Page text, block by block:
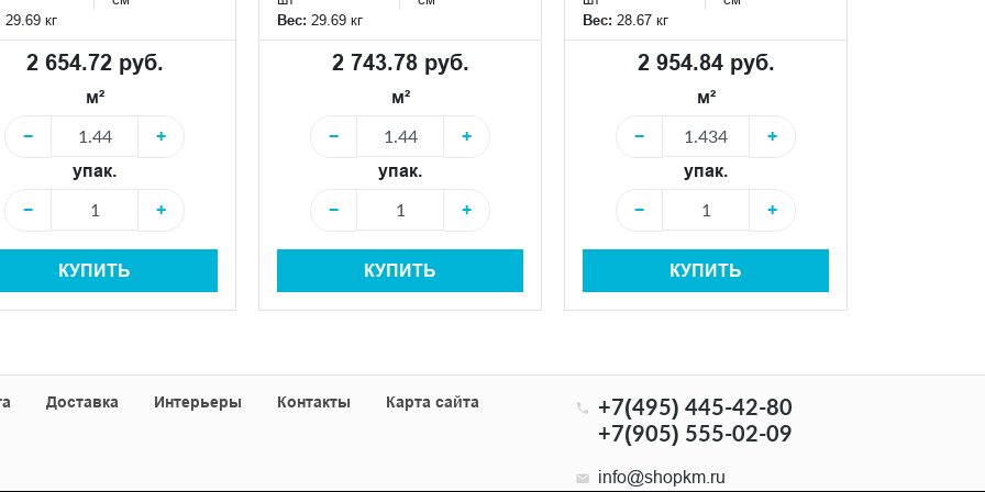
29.69 кг
2 654.72 руб.
м²
−
+
упак.
−
+
КУПИТЬ
Вес: 29.69 кг
2 743.78 руб.
м²
−
+
упак.
−
+
КУПИТЬ
Вес: 28.67 кг
2 954.84 руб.
м²
−
+
упак.
−
+
КУПИТЬ
Доставка Интерьеры Контакты
Карта сайта
+7(495) 445-42-80
+7(905) 555-02-09
info@shopkm.ru